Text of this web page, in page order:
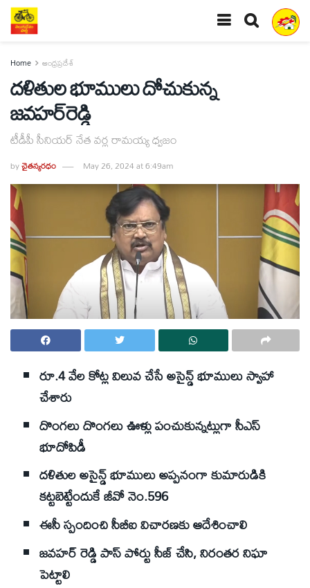
Home ఆంధ్రప్రదేశ్
దళితుల భూములు దోచుకున్న
జవహర్‌రెడ్డి
టీడీపీ సీనియర్‌ నేత వర్ల రామయ్య ధ్వజం
byచైతన్యరధం May 26, 2024 at 6:49am
రూ.4 వేల కోట్ల విలువ చేసే అసైన్డ్‌ భూములు స్వాహా
చేశారు
దొంగలు దొంగలు ఊళ్లు పంచుకున్నట్లుగా సీఎస్‌
భూదోపిడీ
దళితుల అసైన్డ్‌ భూములు అప్పనంగా కుమారుడికి
కట్టబెట్టేందుకే జీవో నెం.596
ఈసీ స్పందించి సీబీఐ విచారణకు ఆదేశించాలి
జవహర్‌ రెడ్డి పాస్‌ పోర్టు సీజ్‌ చేసి, నిరంతర నిఘా
పెట్టాలి